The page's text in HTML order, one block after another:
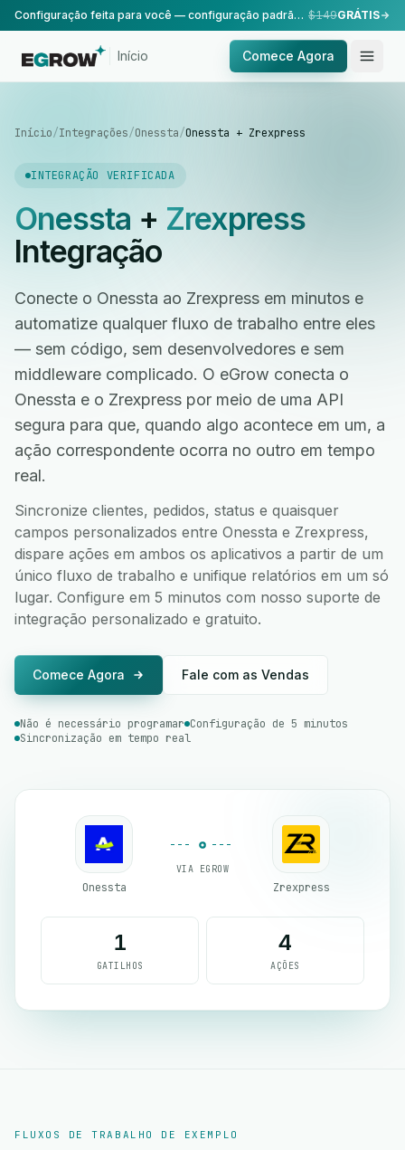
Configuração feita para você — configuração padrão, realizada pela nossa equipe. $149GRÁTIS
Início Comece Agora
Início/Integrações/Onessta/Onessta + Zrexpress
INTEGRAÇÃO VERIFICADA
Onessta + Zrexpress
Integração
Conecte o Onessta ao Zrexpress em minutos e
automatize qualquer fluxo de trabalho entre eles
— sem código, sem desenvolvedores e sem
middleware complicado. O eGrow conecta o
Onessta e o Zrexpress por meio de uma API
segura para que, quando algo acontece em um, a
ação correspondente ocorra no outro em tempo
real.
Sincronize clientes, pedidos, status e quaisquer
campos personalizados entre Onessta e Zrexpress,
dispare ações em ambos os aplicativos a partir de um
único fluxo de trabalho e unifique relatórios em um só
lugar. Configure em 5 minutos com nosso suporte de
integração personalizado e gratuito.
Comece Agora Fale com as Vendas
Não é necessário programar Configuração de 5 minutos
Sincronização em tempo real
Onessta
VIA EGROW
Zrexpress
1
GATILHOS
4
AÇÕES
FLUXOS DE TRABALHO DE EXEMPLO